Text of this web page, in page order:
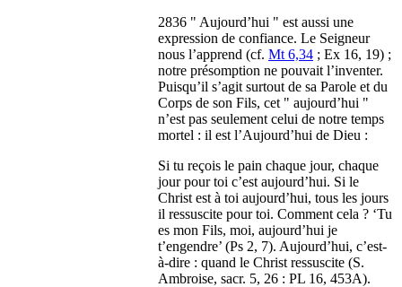
2836 " Aujourd’hui " est aussi une
expression de confiance. Le Seigneur
nous l’apprend (cf. Mt 6,34 ; Ex 16, 19) ;
notre présomption ne pouvait l’inventer.
Puisqu’il s’agit surtout de sa Parole et du
Corps de son Fils, cet " aujourd’hui "
n’est pas seulement celui de notre temps
mortel : il est l’Aujourd’hui de Dieu :
Si tu reçois le pain chaque jour, chaque
jour pour toi c’est aujourd’hui. Si le
Christ est à toi aujourd’hui, tous les jours
il ressuscite pour toi. Comment cela ? ‘Tu
es mon Fils, moi, aujourd’hui je
t’engendre’ (Ps 2, 7). Aujourd’hui, c’est-
à-dire : quand le Christ ressuscite (S.
Ambroise, sacr. 5, 26 : PL 16, 453A).